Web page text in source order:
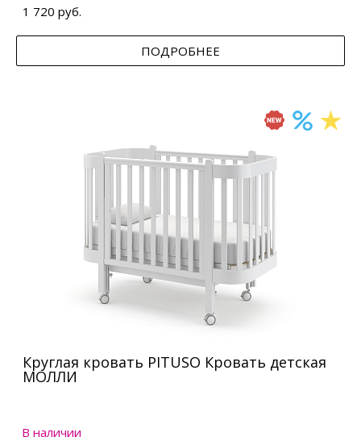
1 720 руб.
ПОДРОБНЕЕ
Круглая кровать PITUSO Кровать детская
МОЛЛИ
В наличии